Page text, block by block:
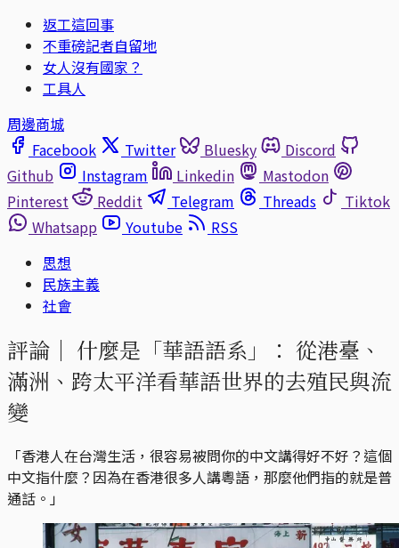
返工這回事
不重磅記者自留地
女人沒有國家？
工具人
周邊商城
Facebook
Twitter Bluesky
Discord
Github
Instagram Linkedin
Mastodon
Pinterest
Reddit Telegram Threads
Tiktok
Whatsapp
Youtube
RSS
思想
民族主義
社會
評論｜ 什麼是「華語語系」： 從港臺、
滿洲、跨太平洋看華語世界的去殖民與流
變
「香港人在台灣生活，很容易被問你的中文講得好不好？這個
中文指什麼？因為在香港很多人講粵語，那麼他們指的就是普
通話。」